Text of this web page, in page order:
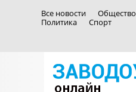
Все новости Общество
Политика
Спорт